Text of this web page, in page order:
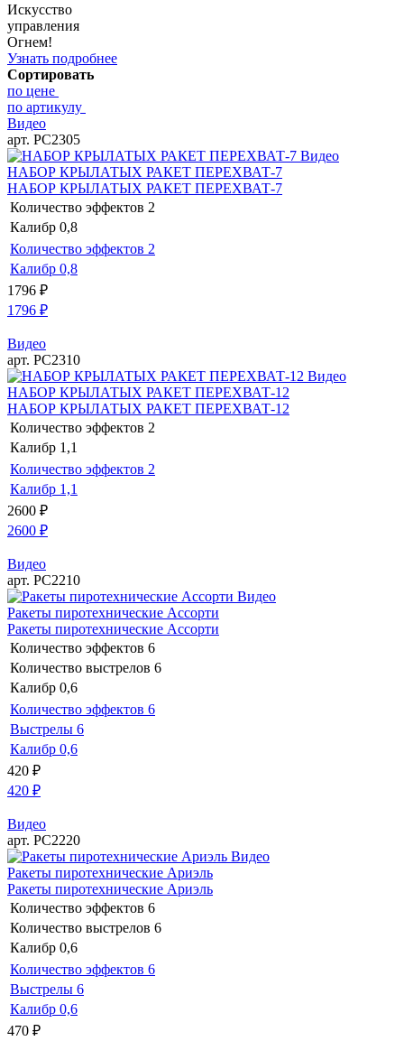
Искусство
управления
Огнем!
Узнать подробнее
Сортировать
по цене
по артикулу
Видео
арт. РС2305
Видео
НАБОР КРЫЛАТЫХ РАКЕТ ПЕРЕХВАТ-7
НАБОР КРЫЛАТЫХ РАКЕТ ПЕРЕХВАТ-7
Количество эффектов 2
Калибр 0,8
Количество эффектов 2
Калибр 0,8
1796 ₽
1796 ₽
Видео
арт. РС2310
Видео
НАБОР КРЫЛАТЫХ РАКЕТ ПЕРЕХВАТ-12
НАБОР КРЫЛАТЫХ РАКЕТ ПЕРЕХВАТ-12
Количество эффектов 2
Калибр 1,1
Количество эффектов 2
Калибр 1,1
2600 ₽
2600 ₽
Видео
арт. РС2210
Видео
Ракеты пиротехнические Ассорти
Ракеты пиротехнические Ассорти
Количество эффектов 6
Количество выстрелов 6
Калибр 0,6
Количество эффектов 6
Выстрелы 6
Калибр 0,6
420 ₽
420 ₽
Видео
арт. РС2220
Видео
Ракеты пиротехнические Ариэль
Ракеты пиротехнические Ариэль
Количество эффектов 6
Количество выстрелов 6
Калибр 0,6
Количество эффектов 6
Выстрелы 6
Калибр 0,6
470 ₽